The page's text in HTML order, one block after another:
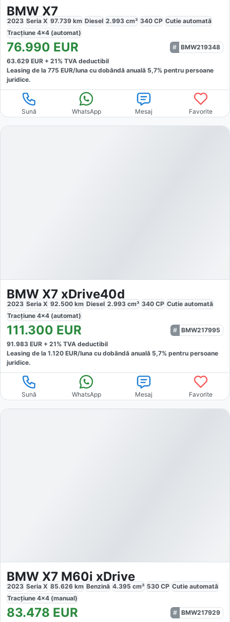
BMW X7
2023 Seria X 97.739 km Diesel 2.993 cm³ 340 CP Cutie automată
Tracțiune 4x4 (automat)
76.990 EUR
BMW219348
63.629 EUR + 21% TVA deductibil
Leasing de la 775 EUR/luna cu dobăndă anuală 5,7% pentru persoane
juridice.
Sună WhatsApp Mesaj Favorite
BMW X7 xDrive40d
2023 Seria X 92.500 km Diesel 2.993 cm³ 340 CP Cutie automată
Tracțiune 4x4 (automat)
111.300 EUR
BMW217995
91.983 EUR + 21% TVA deductibil
Leasing de la 1.120 EUR/luna cu dobăndă anuală 5,7% pentru persoane
juridice.
Sună WhatsApp Mesaj Favorite
BMW X7 M60i xDrive
2023 Seria X 85.626 km Benzină 4.395 cm³ 530 CP Cutie automată
Tracțiune 4x4 (manual)
83.478 EUR
BMW217929